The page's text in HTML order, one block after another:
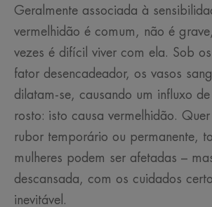
Geralmente associada à
vermelhidão é comum, não é
vezes é difícil viver com ela. Sob
fator desencadeador, os vasos
dilatam-se, causando um influxo
rosto: isto causa vermelhidão.
rubor temporário ou permanente,
mulheres podem ser afetadas –
descansada, com os cuidados
inevitável.